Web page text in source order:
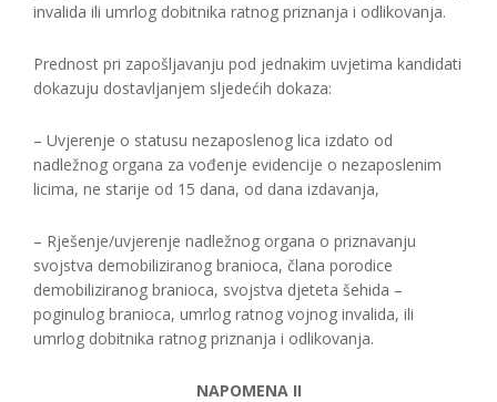
invalida ili umrlog dobitnika ratnog priznanja i odlikovanja.
Prednost pri zapošljavanju pod jednakim uvjetima kandidati
dokazuju dostavljanjem sljedećih dokaza:
– Uvjerenje o statusu nezaposlenog lica izdato od
nadležnog organa za vođenje evidencije o nezaposlenim
licima, ne starije od 15 dana, od dana izdavanja,
– Rješenje/uvjerenje nadležnog organa o priznavanju
svojstva demobiliziranog branioca, člana porodice
demobiliziranog branioca, svojstva djeteta šehida –
poginulog branioca, umrlog ratnog vojnog invalida, ili
umrlog dobitnika ratnog priznanja i odlikovanja.
NAPOMENA II